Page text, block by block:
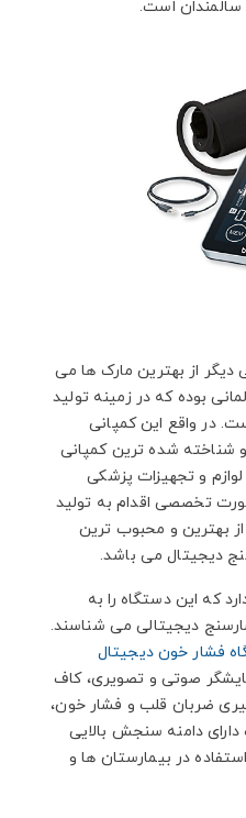
سالمندان است.
دیگر از بهترین مارک ها می
بوده که در زمینه تولید
در واقع این کمپانی
و شناخته شده ترین کمپانی
و تجهیزات پزشکی
تخصصی اقدام به تولید
بهترین و محبوب ترین
دیجیتال می باشد.
که این دستگاه را به
دیجیتالی می شناسند.
فشار خون دیجیتال
صوتی و تصویری، کاف
گیری ضربان قلب و فشار خون،
دارای دامنه سنجش بالایی
در بیمارستان ها و